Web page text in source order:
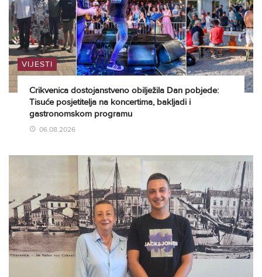
VIJESTI
Crikvenica dostojanstveno obilježila Dan pobjede:
Tisuće posjetitelja na koncertima, bakljadi i
gastronomskom programu
06.08.2026